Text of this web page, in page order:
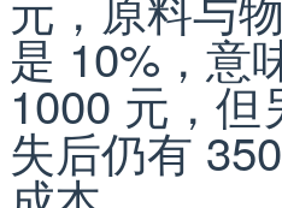
是 10%，意
1000 元，但
失后仍有